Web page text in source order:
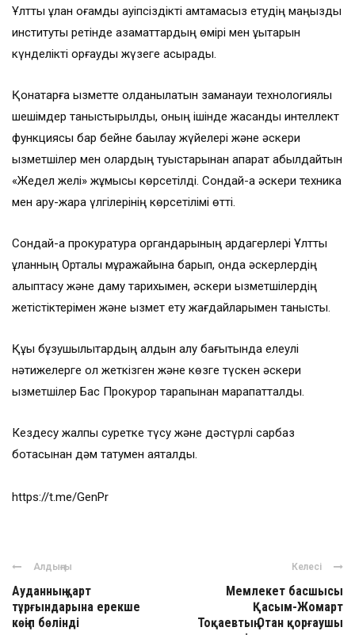
Ұлттық ұлан қоғамдық қауіпсіздікті қамтамасыз етудің маңызды
институты ретінде азаматтардың өмірі мен құқықтарын
күнделікті қорғауды жүзеге асырады.
Қонақтарға қызметте қолданылатын заманауи технологиялық
шешімдер таныстырылды, оның ішінде жасанды интеллект
функциясы бар бейне бақылау жүйелері және әскери
қызметшілер мен олардың туыстарынан ақпарат қабылдайтын
«Жедел желі» жұмысы көрсетілді. Сондай-ақ әскери техника
мен қару-жарақ үлгілерінің көрсетілімі өтті.
Сондай-ақ прокуратура органдарының ардагерлері Ұлттық
ұланның Орталық мұражайына барып, онда әскерлердің
қалыптасу және даму тарихымен, әскери қызметшілердің
жетістіктерімен және қызмет ету жағдайларымен танысты.
Құқық бұзушылықтардың алдын алу бағытында елеулі
нәтижелерге қол жеткізген және көзге түскен әскери
қызметшілер Бас Прокурор тарапынан марапатталды.
Кездесу жалпы суретке түсу және дәстүрлі сарбаз
ботқасынан дәм татумен аяқталды.
https://t.me/GenPr
Алдыңғы
Ауданның қарт
тұрғындарына ерекше
көңіл бөлінді
Келесі
Мемлекет басшысы
Қасым-Жомарт
Тоқаевтың Отан қорғаушы